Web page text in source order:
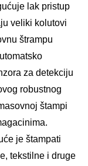
lak pristup
veliki kolutovi
štrampu
za detekciju
robustnog
štampi
je štampati
tekstilne i druge